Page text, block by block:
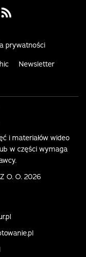
Youtube
Visit us on Rss
prywatności
Newsletter
i materiałów wideo
w części wymaga
O. O. 2026